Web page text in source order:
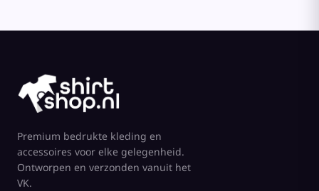
Premium bedrukte kleding en
accessoires voor elke gelegenheid.
Ontworpen en verzonden vanuit het
VK.